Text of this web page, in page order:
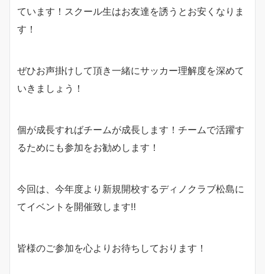
ています！スクール生はお友達を誘うとお安くなりま
す！
ぜひお声掛けして頂き一緒にサッカー理解度を深めて
いきましょう！
個が成長すればチームが成長します！チームで活躍す
るためにも参加をお勧めします！
今回は、今年度より新規開校するディノクラブ松島に
てイベントを開催致します‼︎
皆様のご参加を心よりお待ちしております！